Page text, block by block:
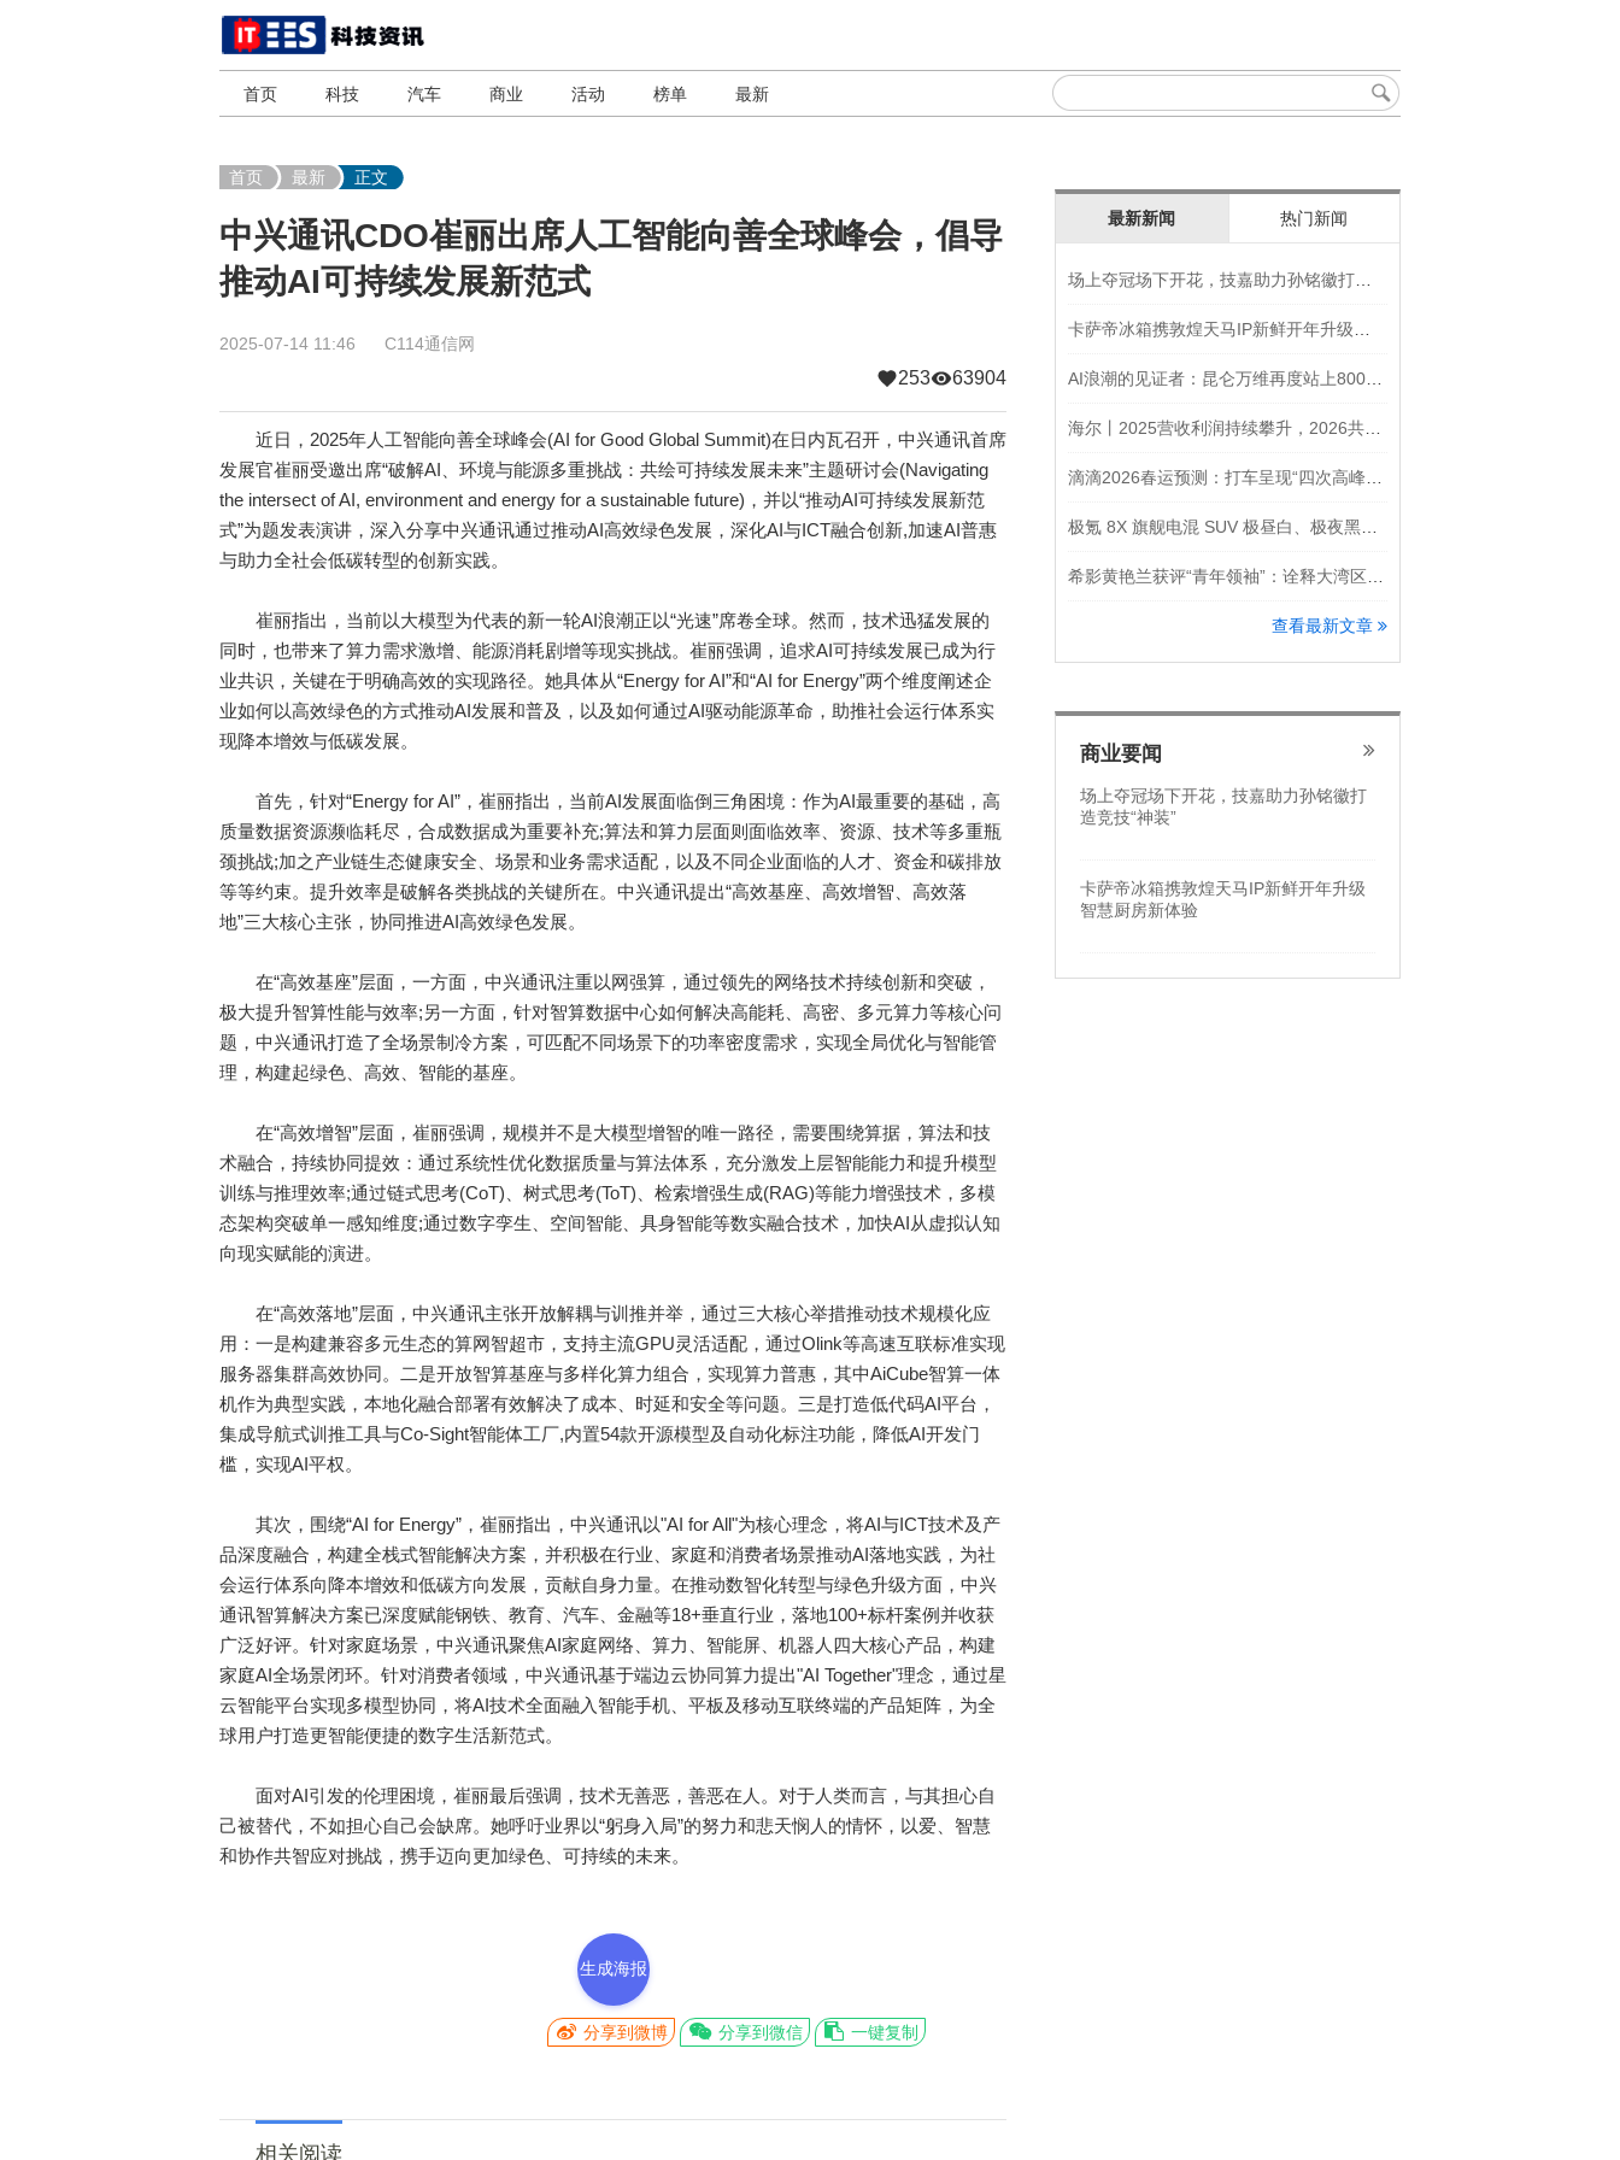
首页 科技 汽车 商业 活动 榜单 最新
首页 最新 正文
中兴通讯CDO崔丽出席人工智能向善全球峰会，倡导
推动AI可持续发展新范式
2025-07-14 11:46 C114通信网
253 63904
近日，2025年人工智能向善全球峰会(AI for Good Global Summit)在日内瓦召开，中兴通讯首席
发展官崔丽受邀出席“破解AI、环境与能源多重挑战：共绘可持续发展未来”主题研讨会(Navigating
the intersect of AI, environment and energy for a sustainable future)，并以“推动AI可持续发展新范
式”为题发表演讲，深入分享中兴通讯通过推动AI高效绿色发展，深化AI与ICT融合创新,加速AI普惠
与助力全社会低碳转型的创新实践。​
崔丽指出，当前以大模型为代表的新一轮AI浪潮正以“光速”席卷全球。然而，技术迅猛发展的
同时，也带来了算力需求激增、能源消耗剧增等现实挑战。崔丽强调，追求AI可持续发展已成为行
业共识，关键在于明确高效的实现路径。她具体从“Energy for AI”和“AI for Energy”两个维度阐述企
业如何以高效绿色的方式推动AI发展和普及，以及如何通过AI驱动能源革命，助推社会运行体系实
现降本增效与低碳发展。
首先，针对“Energy for AI”，崔丽指出，当前AI发展面临倒三角困境：作为AI最重要的基础，高
质量数据资源濒临耗尽，合成数据成为重要补充;算法和算力层面则面临效率、资源、技术等多重瓶
颈挑战;加之产业链生态健康安全、场景和业务需求适配，以及不同企业面临的人才、资金和碳排放
等等约束。提升效率是破解各类挑战的关键所在。中兴通讯提出“高效基座、高效增智、高效落
地”三大核心主张，协同推进AI高效绿色发展。
在“高效基座”层面，一方面，中兴通讯注重以网强算，通过领先的网络技术持续创新和突破，
极大提升智算性能与效率;另一方面，针对智算数据中心如何解决高能耗、高密、多元算力等核心问
题，中兴通讯打造了全场景制冷方案，可匹配不同场景下的功率密度需求，实现全局优化与智能管
理，构建起绿色、高效、智能的基座。
在“高效增智”层面，崔丽强调，规模并不是大模型增智的唯一路径，需要围绕算据，算法和技
术融合，持续协同提效：通过系统性优化数据质量与算法体系，充分激发上层智能能力和提升模型
训练与推理效率;通过链式思考(CoT)、树式思考(ToT)、检索增强生成(RAG)等能力增强技术，多模
态架构突破单一感知维度;通过数字孪生、空间智能、具身智能等数实融合技术，加快AI从虚拟认知
向现实赋能的演进。
在“高效落地”层面，中兴通讯主张开放解耦与训推并举，通过三大核心举措推动技术规模化应
用：一是构建兼容多元生态的算网智超市，支持主流GPU灵活适配，通过Olink等高速互联标准实现
服务器集群高效协同。二是开放智算基座与多样化算力组合，实现算力普惠，其中AiCube智算一体
机作为典型实践，本地化融合部署有效解决了成本、时延和安全等问题。三是打造低代码AI平台，
集成导航式训推工具与Co-Sight智能体工厂,内置54款开源模型及自动化标注功能，降低AI开发门
槛，实现AI平权。
其次，围绕“AI for Energy”，崔丽指出，中兴通讯以"AI for All"为核心理念，将AI与ICT技术及产
品深度融合，构建全栈式智能解决方案，并积极在行业、家庭和消费者场景推动AI落地实践，为社
会运行体系向降本增效和低碳方向发展，贡献自身力量。在推动数智化转型与绿色升级方面，中兴
通讯智算解决方案已深度赋能钢铁、教育、汽车、金融等18+垂直行业，落地100+标杆案例并收获
广泛好评。针对家庭场景，中兴通讯聚焦AI家庭网络、算力、智能屏、机器人四大核心产品，构建
家庭AI全场景闭环。针对消费者领域，中兴通讯基于端边云协同算力提出"AI Together"理念，通过星
云智能平台实现多模型协同，将AI技术全面融入智能手机、平板及移动互联终端的产品矩阵，为全
球用户打造更智能便捷的数字生活新范式。
面对AI引发的伦理困境，崔丽最后强调，技术无善恶，善恶在人。对于人类而言，与其担心自
己被替代，不如担心自己会缺席。她呼吁业界以“躬身入局”的努力和悲天悯人的情怀，以爱、智慧
和协作共智应对挑战，携手迈向更加绿色、可持续的未来。
生成海报
分享到微博 分享到微信 一键复制
相关阅读
最新新闻 热门新闻
查看最新文章
商业要闻
场上夺冠场下开花，技嘉助力孙铭徽打
造竞技“神装”
卡萨帝冰箱携敦煌天马IP新鲜开年升级
智慧厨房新体验